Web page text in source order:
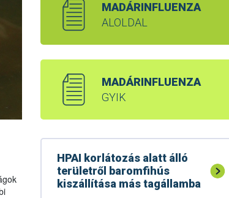
MADÁRINFLUENZA
ALOLDAL
MADÁRINFLUENZA
GYIK
HPAI korlátozás alatt álló
területről baromfihús
kiszállítása más tagállamba